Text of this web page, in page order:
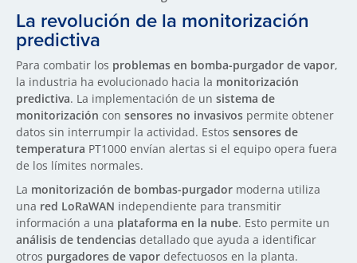
La revolución de la monitorización
predictiva
Para combatir los problemas en bomba-purgador de vapor,
la industria ha evolucionado hacia la monitorización
predictiva. La implementación de un sistema de
monitorización con sensores no invasivos permite obtener
datos sin interrumpir la actividad. Estos sensores de
temperatura PT1000 envían alertas si el equipo opera fuera
de los límites normales.
La monitorización de bombas-purgador moderna utiliza
una red LoRaWAN independiente para transmitir
información a una plataforma en la nube. Esto permite un
análisis de tendencias detallado que ayuda a identificar
otros purgadores de vapor defectuosos en la planta.